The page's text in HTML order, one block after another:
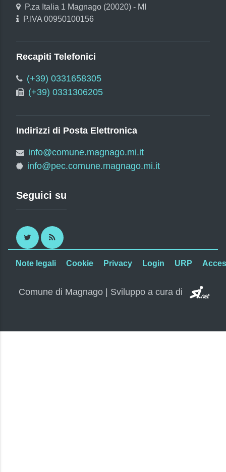
P.za Italia 1 Magnago (20020) - MI
P.IVA 00950100156
Recapiti Telefonici
(+39) 0331658305
(+39) 0331306205
Indirizzi di Posta Elettronica
info@comune.magnago.mi.it
info@pec.comune.magnago.mi.it
Seguici su
Twitter RSS
Note legali Cookie Privacy Login URP
Comune di Magnago | Sviluppo a cura di